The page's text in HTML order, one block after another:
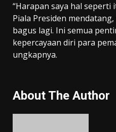
“Harapan saya hal seperti
Piala Presiden
bagus lagi. Ini semua
kepercayaan diri para
ungkapnya.
About The Author